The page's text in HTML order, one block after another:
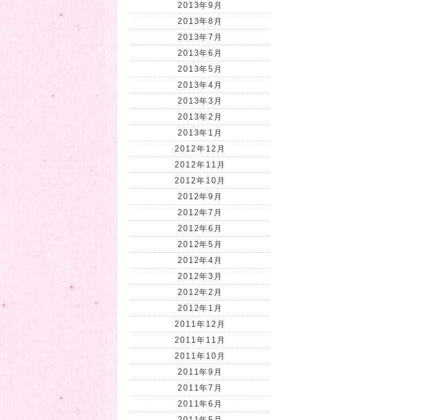
2013年9月
2013年8月
2013年7月
2013年6月
2013年5月
2013年4月
2013年3月
2013年2月
2013年1月
2012年12月
2012年11月
2012年10月
2012年9月
2012年7月
2012年6月
2012年5月
2012年4月
2012年3月
2012年2月
2012年1月
2011年12月
2011年11月
2011年10月
2011年9月
2011年7月
2011年6月